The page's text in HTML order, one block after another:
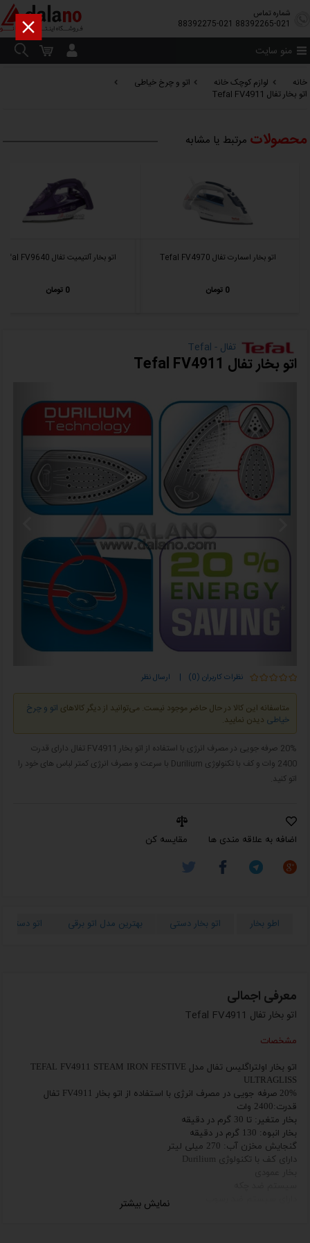
شماره تماس
88392265-021
88392275-021
منو سایت
خانه لوازم کوچک خانه
اتو و چرخ خیاطی
اتو بخار تفال Tefal FV4911
محصولات مرتبط یا مشابه
اتو بخار اسمارت تفال Tefal FV4970
0 تومان
اتو بخار آلتیمیت تفال Tefal FV9640
0 تومان
تفال - Tefal
اتو بخار تفال Tefal FV4911
نظرات کاربران (0) | ارسال نظر
متاسفانه این کالا در حال حاضر موجود نیست. می‌توانید از دیگر کالاهای اتو و چرخ
خیاطی دیدن نمایید.
20% صرفه جویی در مصرف انرژی با استفاده از اتو بخار FV4911 تفال دارای قدرت
2400 وات و کف با تکنولوژی Durilium با سرعت و مصرف انرژی کمتر لباس های خود را
اتو کنید.
اضافه به علاقه مندی ها مقایسه کن
اطو بخار اتو بخار دستی بهترین مدل اتو برقی اتو دستی
نمایش بیشتر
معرفی اجمالی
اتو بخار تفال Tefal FV4911
مشخصات
اتو بخار اولتراگلیس تفال مدل TEFAL FV4911 STEAM IRON FESTIVE
ULTRAGLISS
20% صرفه جویی در مصرف انرژی با استفاده از اتو بخار FV4911 تفال
قدرت:2400 وات
بخار متغیر: تا 30 گرم در دقیقه
بخار انبوه: 130 گرم در دقیقه
گنجایش مخزن آب: 270 میلى لیتر
دارای کف با تکنولوژی Durilium
